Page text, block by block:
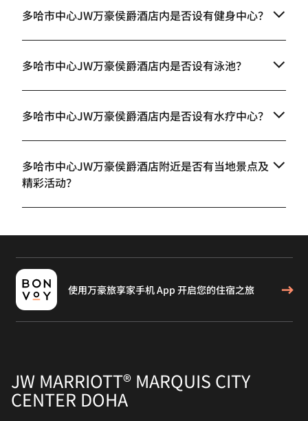
多哈市中心JW万豪侯爵酒店内是否设有健身中心？
多哈市中心JW万豪侯爵酒店内是否设有泳池？
多哈市中心JW万豪侯爵酒店内是否设有水疗中心？
多哈市中心JW万豪侯爵酒店附近是否有当地景点及
精彩活动？
使用万豪旅享家手机 App 开启您的住宿之旅
JW MARRIOTT® MARQUIS CITY
CENTER DOHA